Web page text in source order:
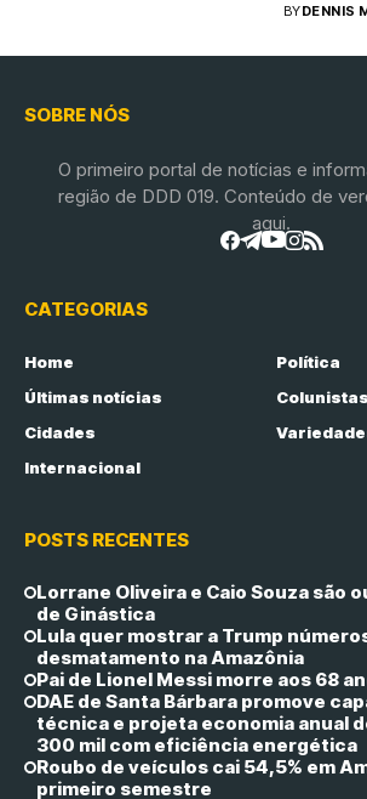
BYDENNIS
SOBRE NÓS
O primeiro portal de notícias e
região de DDD 019. Conteúdo de
aqui.
CATEGORIAS
Home
Política
Últimas notícias
Colunistas
Cidades
Internacional
POSTS RECENTES
Lorrane Oliveira e Caio Souza são
de Ginástica
Lula quer mostrar a Trump
desmatamento na Amazônia
Pai de Lionel Messi morre aos 68
DAE de Santa Bárbara promove
técnica e projeta economia anual
300 mil com eficiência energética
Roubo de veículos cai 54,5% em
primeiro semestre